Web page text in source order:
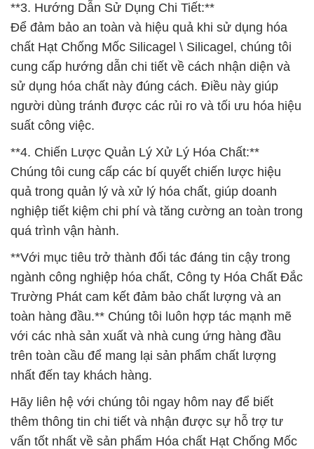
**3. Hướng Dẫn Sử Dụng Chi Tiết:**
Để đảm bảo an toàn và hiệu quả khi sử dụng hóa
chất Hạt Chống Mốc Silicagel \ Silicagel, chúng tôi
cung cấp hướng dẫn chi tiết về cách nhận diện và
sử dụng hóa chất này đúng cách. Điều này giúp
người dùng tránh được các rủi ro và tối ưu hóa hiệu
suất công việc.
**4. Chiến Lược Quản Lý Xử Lý Hóa Chất:**
Chúng tôi cung cấp các bí quyết chiến lược hiệu
quả trong quản lý và xử lý hóa chất, giúp doanh
nghiệp tiết kiệm chi phí và tăng cường an toàn trong
quá trình vận hành.
**Với mục tiêu trở thành đối tác đáng tin cậy trong
ngành công nghiệp hóa chất, Công ty Hóa Chất Đắc
Trường Phát cam kết đảm bảo chất lượng và an
toàn hàng đầu.** Chúng tôi luôn hợp tác mạnh mẽ
với các nhà sản xuất và nhà cung ứng hàng đầu
trên toàn cầu để mang lại sản phẩm chất lượng
nhất đến tay khách hàng.
Hãy liên hệ với chúng tôi ngay hôm nay để biết
thêm thông tin chi tiết và nhận được sự hỗ trợ tư
vấn tốt nhất về sản phẩm Hóa chất Hạt Chống Mốc